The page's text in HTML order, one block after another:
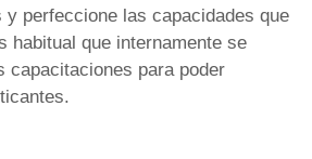
y perfeccione las capacidades que
habitual que internamente se
capacitaciones para poder